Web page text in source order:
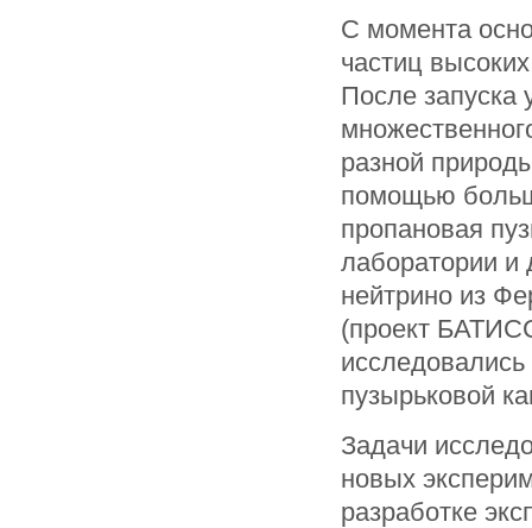
С момента
частиц
После
разной
помощью
пропановая
лаборатории и
нейтрино из
(проект
пузырьковой
Задачи
новых
разработке